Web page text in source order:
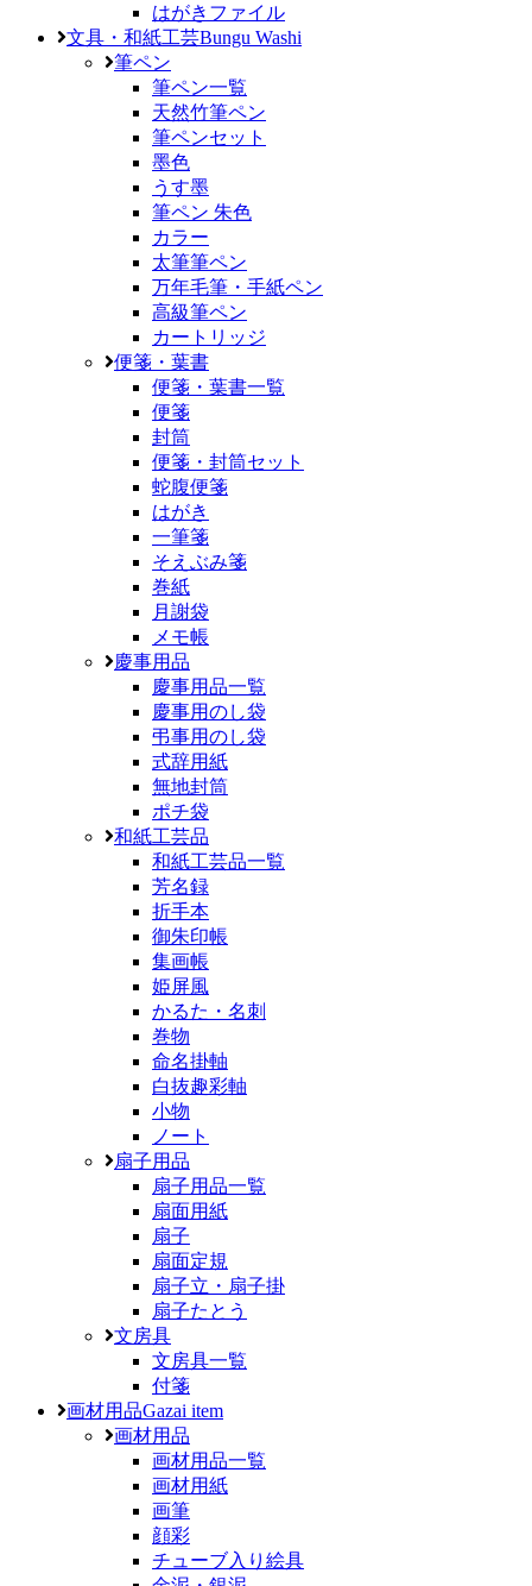
はがきファイル
文具・和紙工芸Bungu Washi
筆ペン
筆ペン一覧
天然竹筆ペン
筆ペンセット
墨色
うす墨
筆ペン 朱色
カラー
太筆筆ペン
万年毛筆・手紙ペン
高級筆ペン
カートリッジ
便箋・葉書
便箋・葉書一覧
便箋
封筒
便箋・封筒セット
蛇腹便箋
はがき
一筆箋
そえぶみ箋
巻紙
月謝袋
メモ帳
慶事用品
慶事用品一覧
慶事用のし袋
弔事用のし袋
式辞用紙
無地封筒
ポチ袋
和紙工芸品
和紙工芸品一覧
芳名録
折手本
御朱印帳
集画帳
姫屏風
かるた・名刺
巻物
命名掛軸
白抜趣彩軸
小物
ノート
扇子用品
扇子用品一覧
扇面用紙
扇子
扇面定規
扇子立・扇子掛
扇子たとう
文房具
文房具一覧
付箋
画材用品Gazai item
画材用品
画材用品一覧
画材用紙
画筆
顔彩
チューブ入り絵具